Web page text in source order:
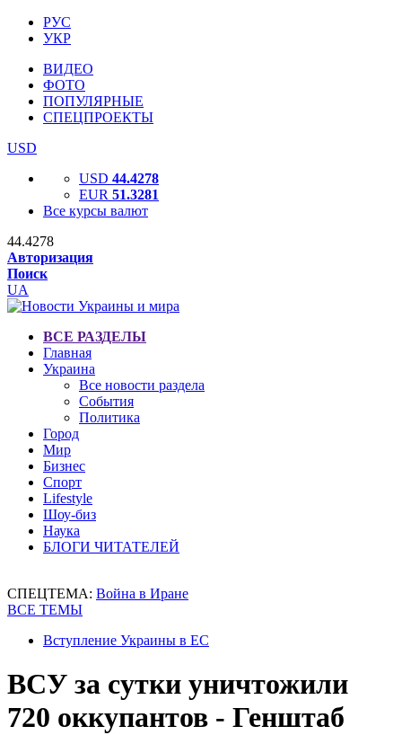
РУС
УКР
ВИДЕО
ФОТО
ПОПУЛЯРНЫЕ
СПЕЦПРОЕКТЫ
USD
USD 44.4278
EUR 51.3281
Все курсы валют
44.4278
Авторизация
Поиск
UA
ВСЕ РАЗДЕЛЫ
Главная
Украина
Все новости раздела
События
Политика
Город
Мир
Бизнес
Спорт
Lifestyle
Шоу-биз
Наука
БЛОГИ ЧИТАТЕЛЕЙ
СПЕЦТЕМА: Война в Иране
ВСЕ ТЕМЫ
Вступление Украины в ЕС
ВСУ за сутки уничтожили
720 оккупантов - Генштаб